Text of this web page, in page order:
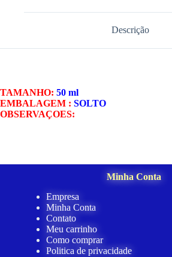
Descrição
TAMANHO: 50 ml
EMBALAGEM : SOLTO
OBSERVAÇOES:
Minha Conta
Empresa
Minha Conta
Contato
Meu carrinho
Como comprar
Politica de privacidade